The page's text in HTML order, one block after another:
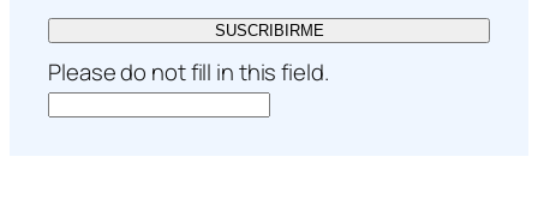
SUSCRIBIRME
Please do not fill in this field.